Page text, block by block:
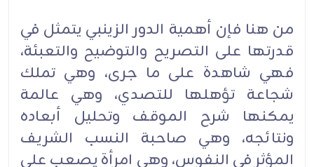
من هنا فإن أهمية الدور الزينبي يتمثل في
قدرتها على التصريح والتوضيح والتعبئة،
فهي شاهدة على ما جرى، وهي تملك
شجاعة تؤهلها للتصدي، وهي عالمة
يمكنها شرح الموقف وتحليل أبعاده
ونتائجه، وهي صاحبة النسب الشريف
المؤثر في النفوس، وهي امرأة يصعب على